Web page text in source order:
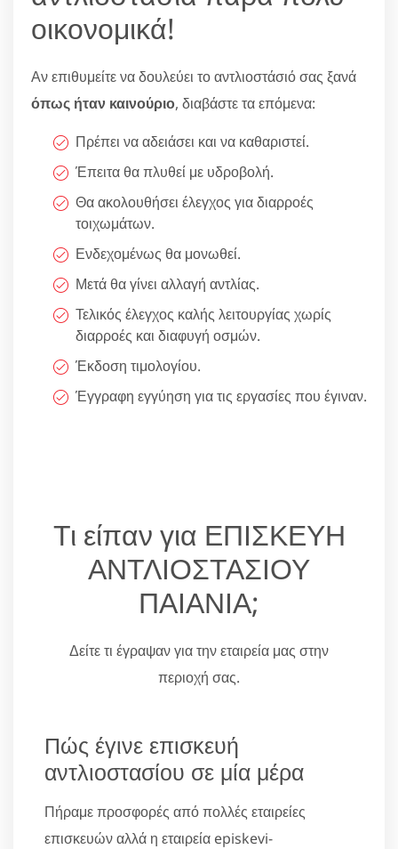
οικονομικά!
Αν επιθυμείτε να δουλεύει το αντλιοστάσιό σας ξανά
όπως ήταν καινούριο, διαβάστε τα επόμενα:
Πρέπει να αδειάσει και να καθαριστεί.
Έπειτα θα πλυθεί με υδροβολή.
Θα ακολουθήσει έλεγχος για διαρροές
τοιχωμάτων.
Ενδεχομένως θα μονωθεί.
Μετά θα γίνει αλλαγή αντλίας.
Τελικός έλεγχος καλής λειτουργίας χωρίς
διαρροές και διαφυγή οσμών.
Έκδοση τιμολογίου.
Έγγραφη εγγύηση για τις εργασίες που έγιναν.
Τι είπαν για ΕΠΙΣΚΕΥΗ
ΑΝΤΛΙΟΣΤΑΣΙΟΥ
ΠΑΙΑΝΙΑ;
Δείτε τι έγραψαν για την εταιρεία μας στην
περιοχή σας.
Πώς έγινε επισκευή
αντλιοστασίου σε μία μέρα
Πήραμε προσφορές από πολλές εταιρείες
επισκευών αλλά η εταιρεία episkevi-